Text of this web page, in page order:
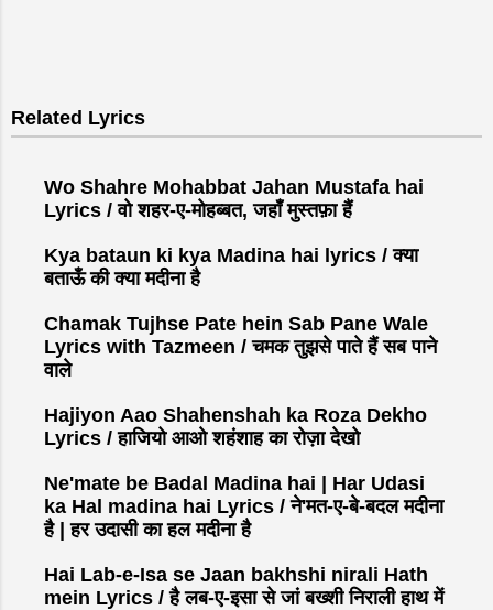
Related Lyrics
Wo Shahre Mohabbat Jahan Mustafa hai
Lyrics / वो शहर-ए-मोहब्बत, जहाँ मुस्तफ़ा हैं
Kya bataun ki kya Madina hai lyrics / क्या
बताऊँ की क्या मदीना है
Chamak Tujhse Pate hein Sab Pane Wale
Lyrics with Tazmeen / चमक तुझसे पाते हैं सब पाने
वाले
Hajiyon Aao Shahenshah ka Roza Dekho
Lyrics / हाजियो आओ शहंशाह का रोज़ा देखो
Ne'mate be Badal Madina hai | Har Udasi
ka Hal madina hai Lyrics / ने'मत-ए-बे-बदल मदीना
है | हर उदासी का हल मदीना है
Hai Lab-e-Isa se Jaan bakhshi nirali Hath
mein Lyrics / है लब-ए-इसा से जां बख्शी निराली हाथ में